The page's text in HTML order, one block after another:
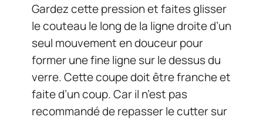
Gardez cette pression et faites glisser
le couteau le long de la ligne droite d’un
seul mouvement en douceur pour
former une fine ligne sur le dessus du
verre. Cette coupe doit être franche et
faite d’un coup. Car il n’est pas
recommandé de repasser le cutter sur